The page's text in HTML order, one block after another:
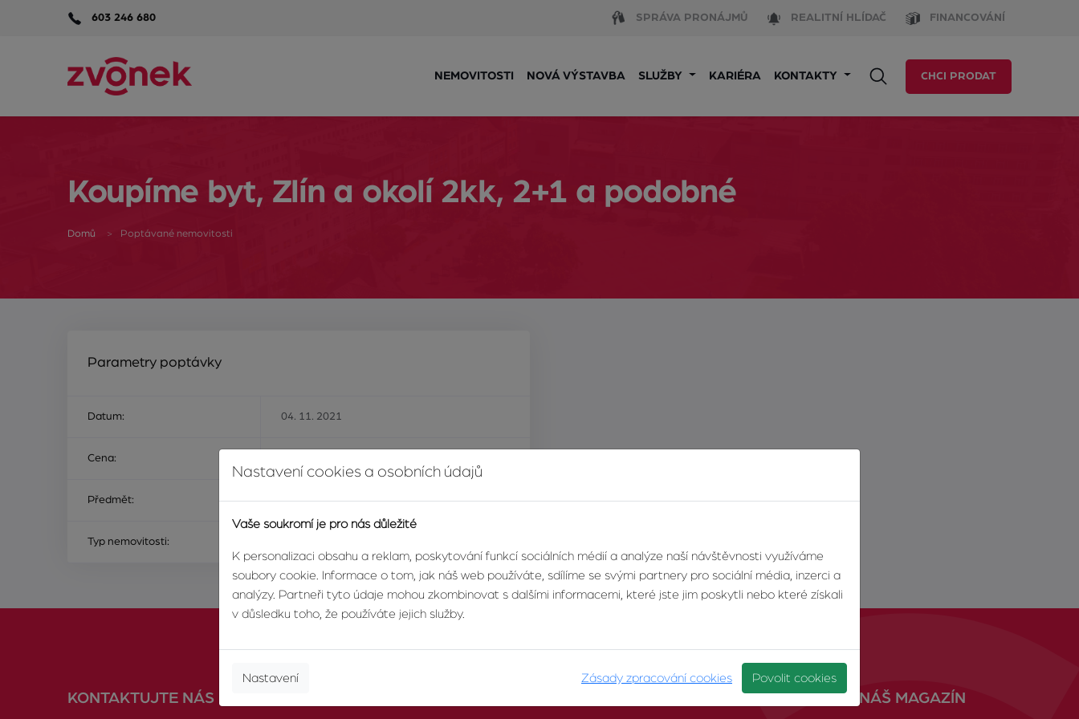
603 246 680 SPRÁVA PRONÁJMŮ REALITNÍ HLÍDAČ FINANCOVÁNÍ
NEMOVITOSTI NOVÁ VÝSTAVBA SLUŽBY KARIÉRA KONTAKTY CHCI PRODAT
Koupíme byt, Zlín a okolí 2kk, 2+1 a podobné
Domů Poptávané nemovitosti
Parametry poptávky
Datum: 04. 11. 2021
Cena:
Předmět: ke koupi
Typ nemovitosti:
KONTAKTUJTE NÁS NÁŠ MAGAZÍN
Nastavení cookies a osobních údajů
Vaše soukromí je pro nás důležité
K personalizaci obsahu a reklam, poskytování funkcí sociálních médií a analýze naší návštěvnosti využíváme
soubory cookie. Informace o tom, jak náš web používáte, sdílíme se svými partnery pro sociální média, inzerci a
analýzy. Partneři tyto údaje mohou zkombinovat s dalšími informacemi, které jste jim poskytli nebo které získali
v důsledku toho, že používáte jejich služby.
Zásady zpracování cookies
Nastavení Povolit cookies